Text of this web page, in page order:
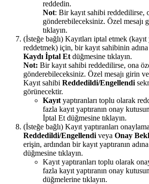
reddedin.
Not: Bir kayıt sahibi reddedilirse,
gönderebileceksiniz. Özel mesajı
tıklayın.
(İsteğe bağlı) Kayıtları iptal etmek (kayıt
reddetmek) için, bir kayıt sahibinin adına
Kaydı İptal Et düğmesine tıklayın.
Not: Bir kayıt sahibi reddedilirse, ona
gönderebileceksiniz. Özel mesajı girin ve
Kayıt sahibi Reddedildi/Engellendi
görünecektir.
Kayıt yaptıranları toplu olarak
fazla kayıt yaptıranın onay
İptal Et düğmesine tıklayın.
(İsteğe bağlı) Kayıt yaptıranları
Reddedildi/Engellendi veya Onay
erişin, ardından bir kayıt yaptıranın
düğmesine tıklayın.
Kayıt yaptıranları toplu olarak
fazla kayıt yaptıranın onay
düğmelerine tıklayın.